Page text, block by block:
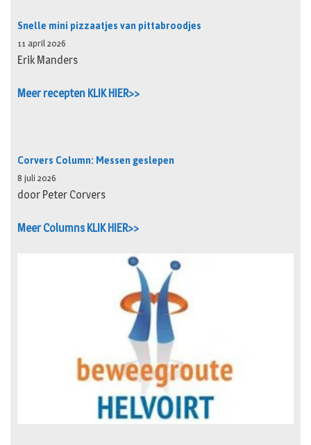
Snelle mini pizzaatjes van pittabroodjes
11 april 2026
Erik Manders
Meer recepten KLIK HIER>>
Corvers Column: Messen geslepen
8 juli 2026
door Peter Corvers
Meer Columns KLIK HIER>>